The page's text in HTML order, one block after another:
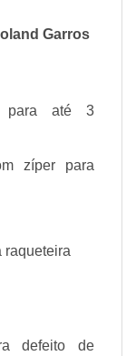
Garros
para até 3
zíper para
raqueteira
defeito de